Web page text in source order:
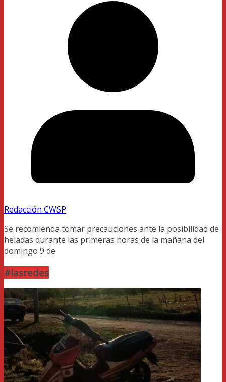
Redacción CWSP
Se recomienda tomar precauciones ante la posibilidad de
heladas durante las primeras horas de la mañana del
domingo 9 de
#lasredes